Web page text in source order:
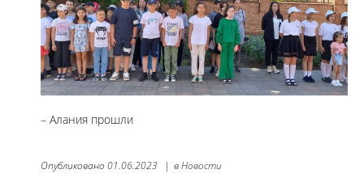
– Алания прошли
Опубликовано 01.06.2023 | вНовости